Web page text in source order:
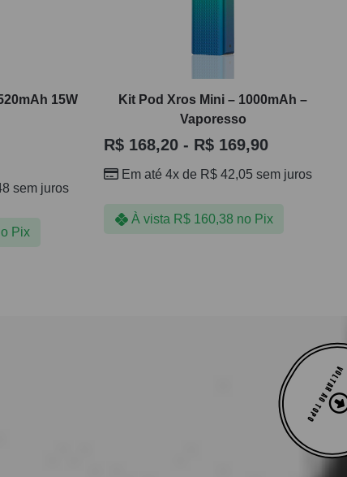
15W
sem juros
Pix
Kit Pod Xros Mini – 1000mAh –
Vaporesso
R$ 168,20 - R$ 169,90
Em até 4x de R$ 42,05 sem juros
À vista R$160,38 no Pix
VOLTAR AO TOPO